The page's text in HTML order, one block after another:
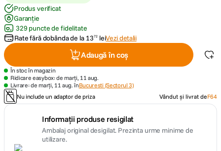
8. card memorie
9. dji mic mini
Produs verificat
Garanție
329 puncte de fidelitate
Rate fără dobânda de la 1372 leiVezi detalii
Adaugă în coș
În stoc în magazin
Ridicare easybox: de marți, 11 aug.
Livrare: de marți, 11 aug. înBucuresti (Sectorul 3)
Nu include un adaptor de priza
Vândut și livrat deF64
Informații produse resigilat
Ambalaj original desigilat. Prezinta urme minime de
utilizare.